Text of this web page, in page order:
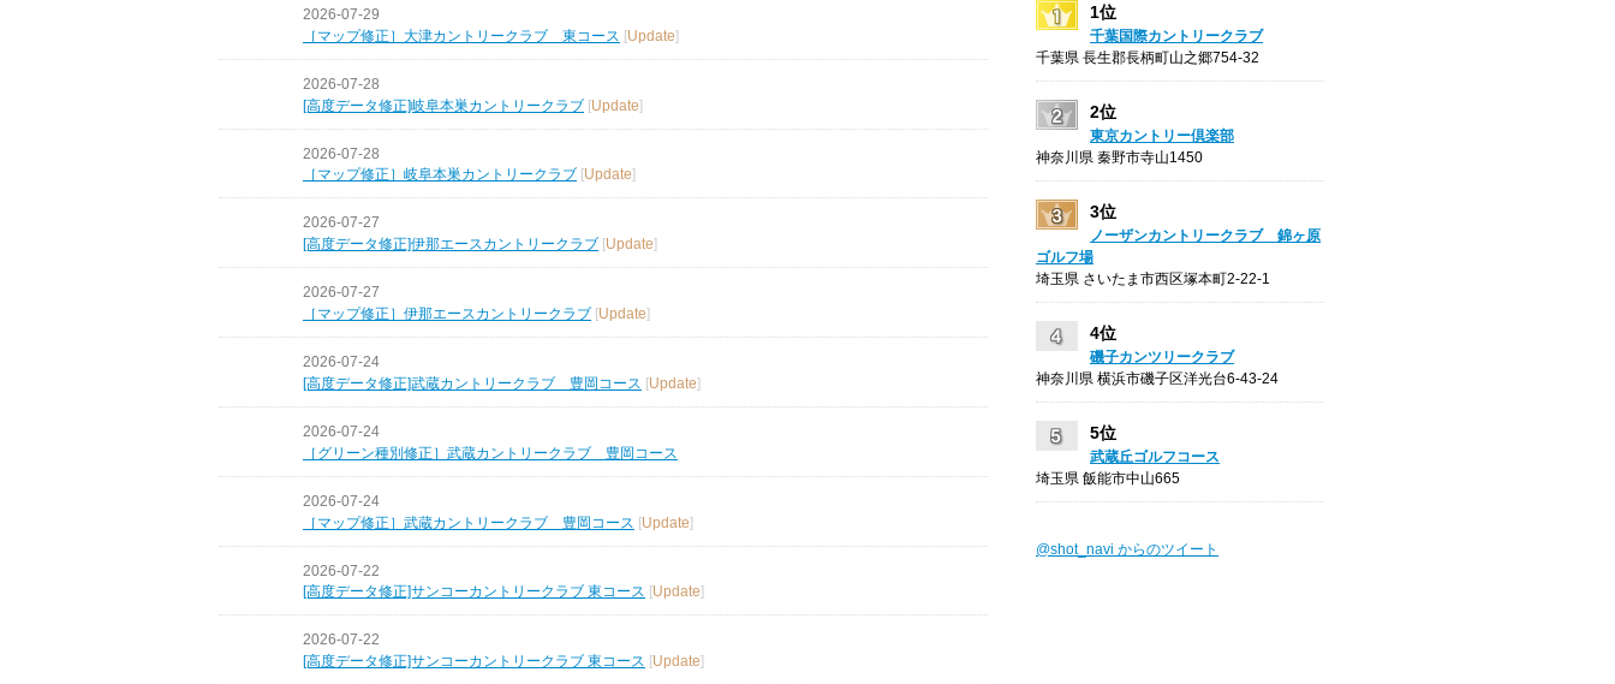
2026-07-29
［マップ修正］大津カントリークラブ 東コース [Update]
2026-07-28
[高度データ修正]岐阜本巣カントリークラブ [Update]
2026-07-28
［マップ修正］岐阜本巣カントリークラブ [Update]
2026-07-27
[高度データ修正]伊那エースカントリークラブ [Update]
2026-07-27
［マップ修正］伊那エースカントリークラブ [Update]
2026-07-24
[高度データ修正]武蔵カントリークラブ 豊岡コース [Update]
2026-07-24
［グリーン種別修正］武蔵カントリークラブ 豊岡コース
2026-07-24
［マップ修正］武蔵カントリークラブ 豊岡コース [Update]
2026-07-22
[高度データ修正]サンコーカントリークラブ 東コース [Update]
2026-07-22
[高度データ修正]サンコーカントリークラブ 東コース [Update]
1位
千葉国際カントリークラブ
千葉県 長生郡長柄町山之郷754-32
2位
東京カントリー倶楽部
神奈川県 秦野市寺山1450
3位
ノーザンカントリークラブ 錦ヶ原
ゴルフ場
埼玉県 さいたま市西区塚本町2-22-1
4位
磯子カンツリークラブ
神奈川県 横浜市磯子区洋光台6-43-24
5位
武蔵丘ゴルフコース
埼玉県 飯能市中山665
@shot_navi からのツイート